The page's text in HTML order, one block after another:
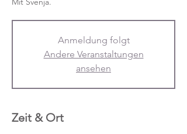
Anmeldung folgt
Andere Veranstaltungen
ansehen
Zeit & Ort